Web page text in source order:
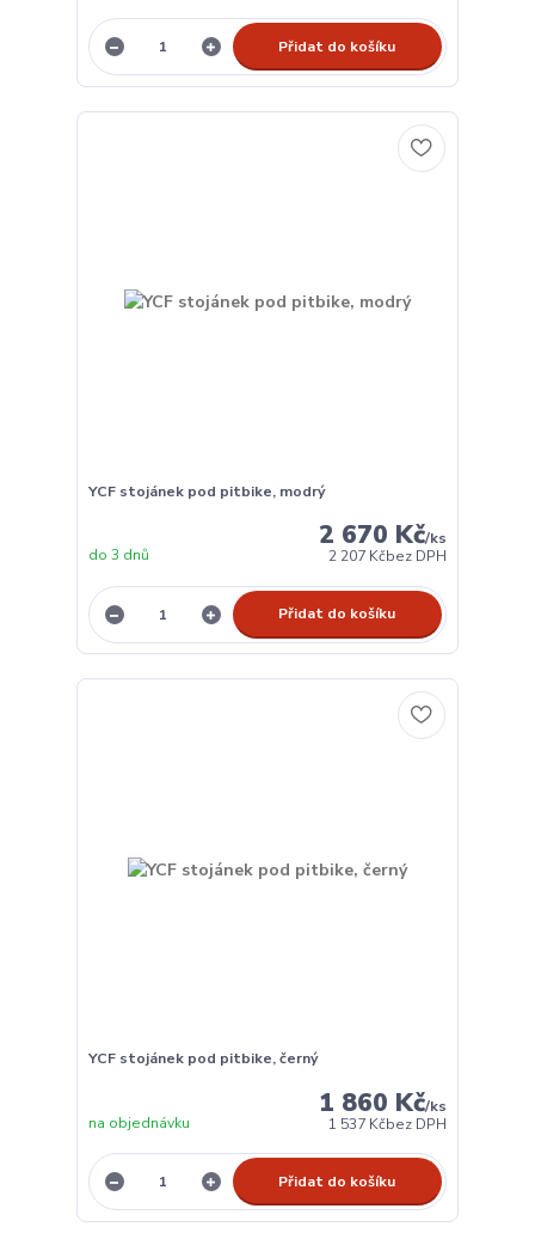
Přidat do košíku
YCF stojánek pod pitbike, modrý
2 670 Kč/ks
2 207 Kčbez DPH
do 3 dnů
Přidat do košíku
YCF stojánek pod pitbike, černý
1 860 Kč/ks
1 537 Kčbez DPH
na objednávku
Přidat do košíku